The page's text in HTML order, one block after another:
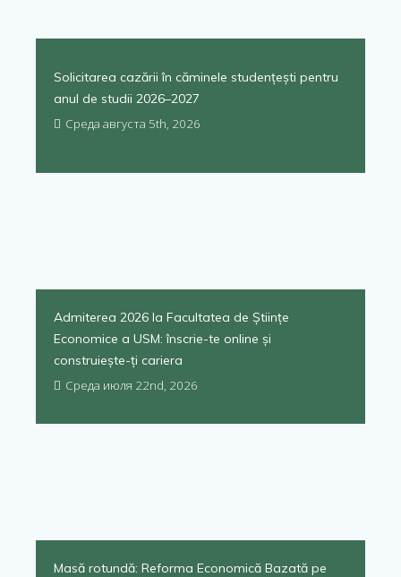
Solicitarea cazării în căminele studențești pentru
anul de studii 2026–2027
Среда августа 5th, 2026
Admiterea 2026 la Facultatea de Științe
Economice a USM: înscrie-te online și
construiește-ți cariera
Среда июля 22nd, 2026
Masă rotundă: Reforma Economică Bazată pe